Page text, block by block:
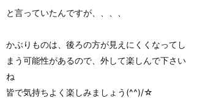
と言っていたんですが、、、、
かぶりものは、後ろの方が見えにくくなってし
まう可能性があるので、外して楽しんで下さい
ね
皆で気持ちよく楽しみましょう(^^)/☆